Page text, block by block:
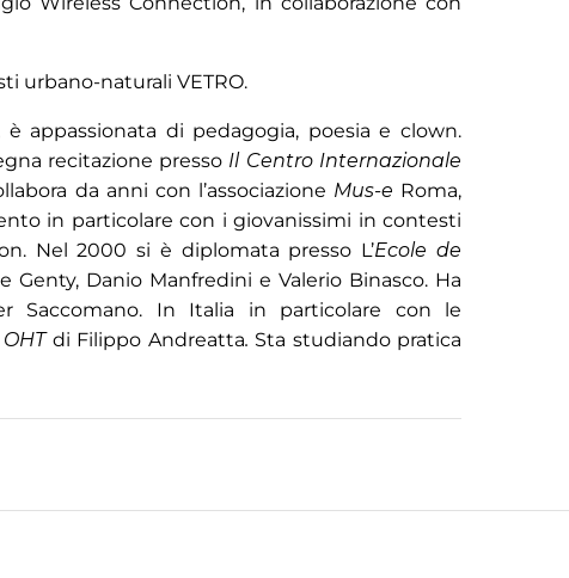
urbano-naturali VETRO.
appassionata di pedagogia, poesia e clown.
recitazione presso Il Centro Internazionale
da anni con l’associazione Mus-e Roma,
in particolare con i giovanissimi in contesti
Nel 2000 si è diplomata presso L’Ecole de
Danio Manfredini e Valerio Binasco. Ha
Saccomano. In Italia in particolare con le
OHTdi Filippo Andreatta. Sta studiando pratica